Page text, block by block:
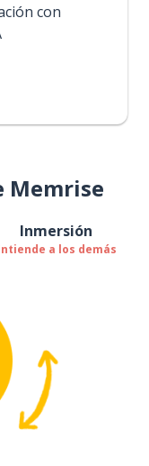
con
Memrise
Inmersión
a los demás